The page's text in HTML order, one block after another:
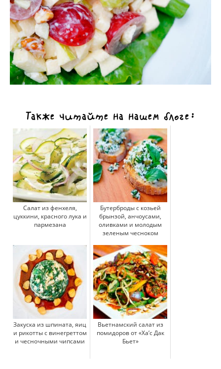
Также читайте на нашем блоге:
Салат из фенхеля,
цуккини, красного лука и
пармезана
Бутерброды с козьей
брынзой, анчоусами,
оливками и молодым
зеленым чесноком
Закуска из шпината, яиц
и рикотты с винегреттом
и чесночными чипсами
Вьетнамский салат из
помидоров от «Ха’с Дак
Бьет»